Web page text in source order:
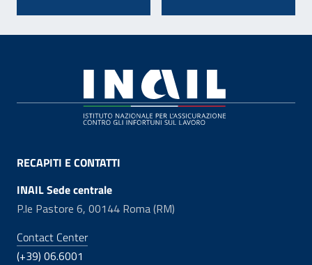
RECAPITI E CONTATTI
INAIL Sede centrale
P.le Pastore 6, 00144 Roma (RM)
Contact Center
(+39) 06.6001